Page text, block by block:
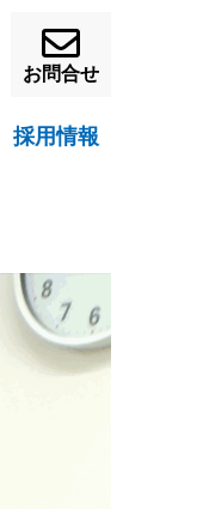
お問合せ
採用情報